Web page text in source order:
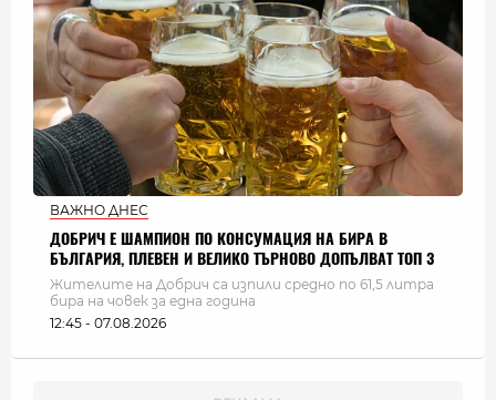
ВАЖНО ДНЕС
ДОБРИЧ Е ШАМПИОН ПО КОНСУМАЦИЯ НА БИРА В
БЪЛГАРИЯ, ПЛЕВЕН И ВЕЛИКО ТЪРНОВО ДОПЪЛВАТ ТОП 3
Жителите на Добрич са изпили средно по 61,5 литра
бира на човек за една година
12:45 - 07.08.2026